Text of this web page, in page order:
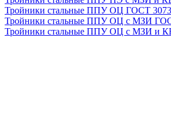
Тройники стальные ППУ ОЦ ГОСТ
Тройники стальные ППУ ОЦ с МЗИ
Тройники стальные ППУ ОЦ с МЗИ и